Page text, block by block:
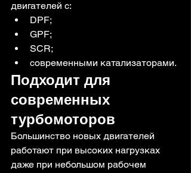
двигателей с:
DPF;
GPF;
SCR;
современными катализаторами.
Подходит для
современных
турбомоторов
Большинство новых двигателей
работают при высоких нагрузках
даже при небольшом рабочем